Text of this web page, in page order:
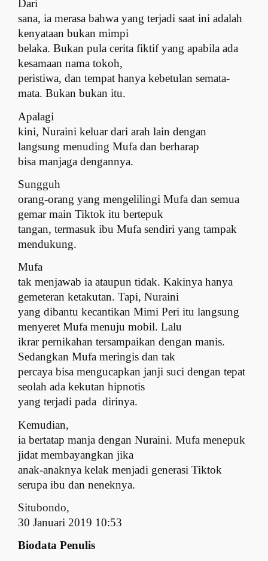
Dari
sana, ia merasa bahwa yang terjadi saat ini adalah
kenyataan bukan mimpi
belaka. Bukan pula cerita fiktif yang apabila ada
kesamaan nama tokoh,
peristiwa, dan tempat hanya kebetulan semata-
mata. Bukan bukan itu.
Apalagi
kini, Nuraini keluar dari arah lain dengan
langsung menuding Mufa dan berharap
bisa manjaga dengannya.
Sungguh
orang-orang yang mengelilingi Mufa dan semua
gemar main Tiktok itu bertepuk
tangan, termasuk ibu Mufa sendiri yang tampak
mendukung.
Mufa
tak menjawab ia ataupun tidak. Kakinya hanya
gemeteran ketakutan. Tapi, Nuraini
yang dibantu kecantikan Mimi Peri itu langsung
menyeret Mufa menuju mobil. Lalu
ikrar pernikahan tersampaikan dengan manis.
Sedangkan Mufa meringis dan tak
percaya bisa mengucapkan janji suci dengan tepat
seolah ada kekutan hipnotis
yang terjadi pada dirinya.
Kemudian,
ia bertatap manja dengan Nuraini. Mufa menepuk
jidat membayangkan jika
anak-anaknya kelak menjadi generasi Tiktok
serupa ibu dan neneknya.
Situbondo,
30 Januari 2019 10:53
Biodata Penulis